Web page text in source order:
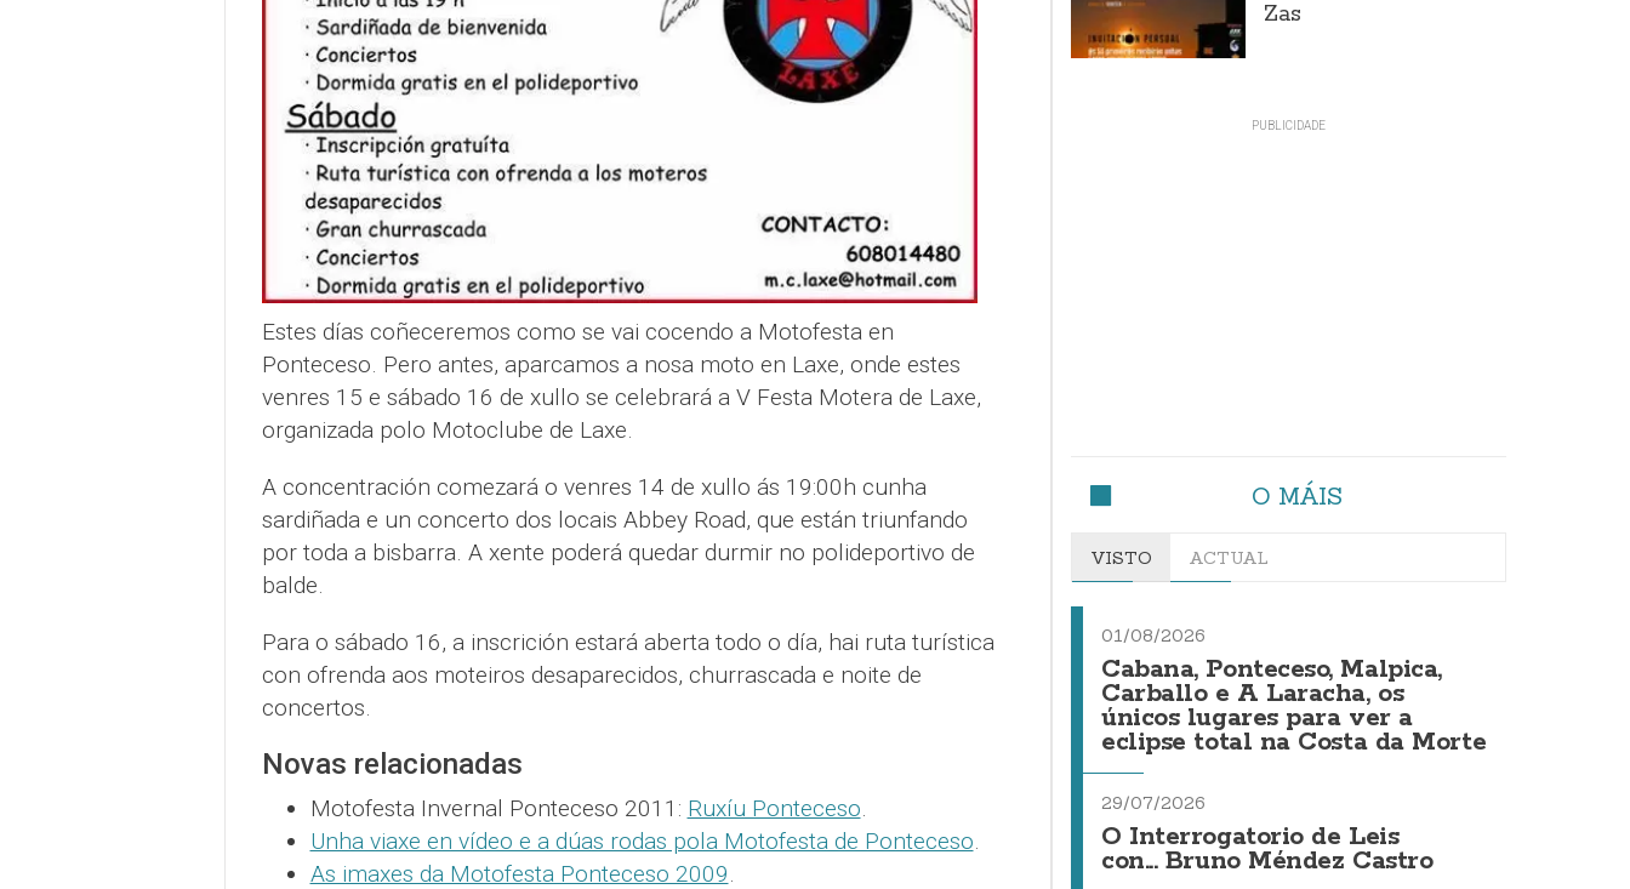
Estes días coñeceremos como se vai cocendo a Motofesta en
Ponteceso. Pero antes, aparcamos a nosa moto en Laxe, onde estes
venres 15 e sábado 16 de xullo se celebrará a V Festa Motera de Laxe,
organizada polo Motoclube de Laxe.
A concentración comezará o venres 14 de xullo ás 19:00h cunha
sardiñada e un concerto dos locais Abbey Road, que están triunfando
por toda a bisbarra. A xente poderá quedar durmir no polideportivo de
balde.
Para o sábado 16, a inscrición estará aberta todo o día, hai ruta turística
con ofrenda aos moteiros desaparecidos, churrascada e noite de
concertos.
Novas relacionadas
Motofesta Invernal Ponteceso 2011: Ruxíu Ponteceso.
Unha viaxe en vídeo e a dúas rodas pola Motofesta de Ponteceso.
As imaxes da Motofesta Ponteceso 2009.
Zas
O MÁIS
VISTO ACTUAL
01/08/2026
Cabana, Ponteceso, Malpica,
Carballo e A Laracha, os
únicos lugares para ver a
eclipse total na Costa da Morte
29/07/2026
O Interrogatorio de Leis
con... Bruno Méndez Castro